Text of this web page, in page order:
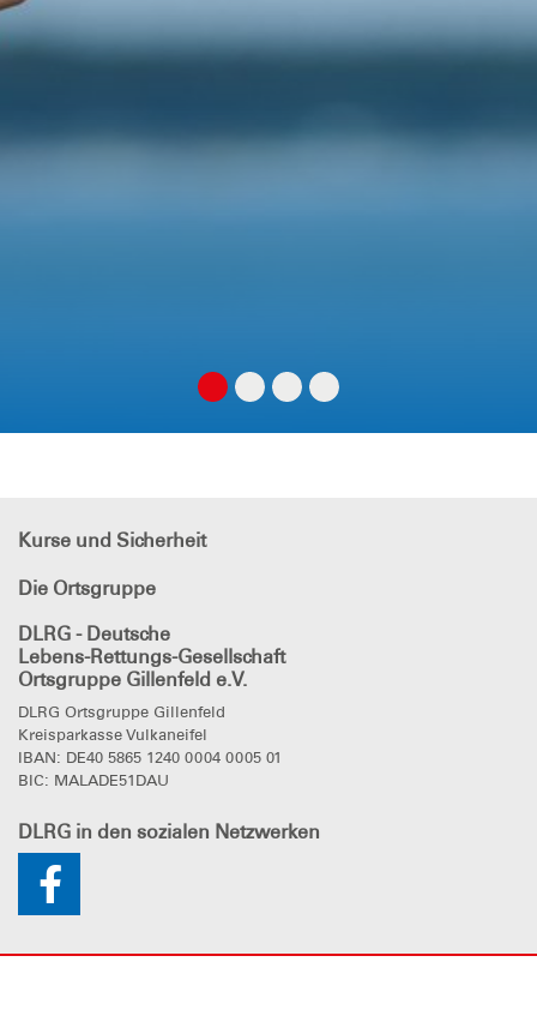
Kurse und Sicherheit
Die Ortsgruppe
DLRG - Deutsche
Lebens-Rettungs-Gesellschaft
Ortsgruppe Gillenfeld e.V.
DLRG Ortsgruppe Gillenfeld
Kreisparkasse Vulkaneifel
IBAN: DE40 5865 1240 0004 0005 01
BIC: MALADE51DAU
DLRG in den sozialen Netzwerken